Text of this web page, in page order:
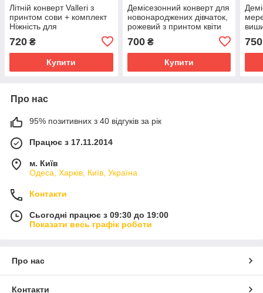
Літній конверт Valleri з
принтом сови + комплект
Ніжність для
новонароджених, рожевий
720 ₴
Купити
Демісезонний конверт для
новонароджених дівчаток,
рожевий з принтом квіти
700₴
Купити
750
Про нас
95% позитивних з 40 відгуків за рік
Працює з 17.11.2014
м. Київ
Одеса, Харків, Київ, Україна
Контакти
Сьогодні працює з 09:30 до 19:00
Показати весь графік роботи
Про нас
Контакти